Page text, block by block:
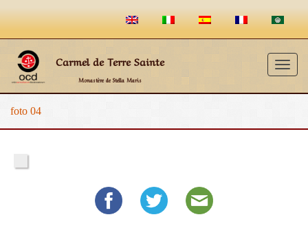
Carmel de Terre Sainte
Monastère de Stella Maris
foto 04